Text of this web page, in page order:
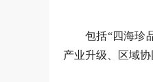
包括“四海珍
产业升级、区域协